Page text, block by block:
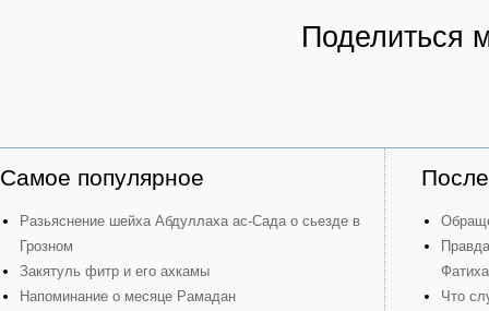
Поделиться
Самое популярное
Разьяснение шейха Абдуллаха ас-Сада о сьезде в
Грозном
Закятуль фитр и его ахкамы
Напоминание о месяце Рамадан
Что